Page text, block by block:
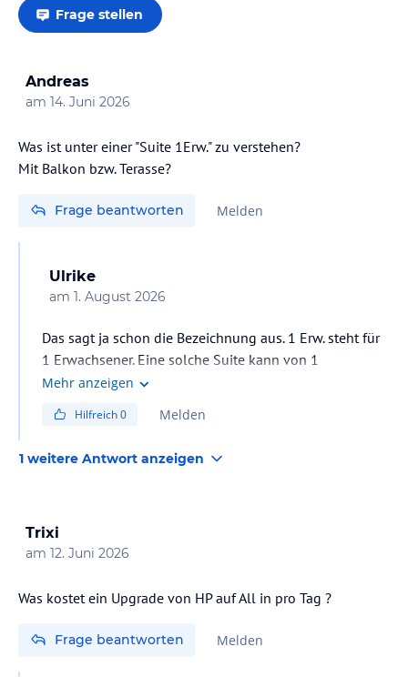
Frage stellen
Andreas
am 14. Juni 2026
Was ist unter einer "Suite 1Erw." zu verstehen?
Mit Balkon bzw. Terasse?
Frage beantworten Melden
Ulrike
am 1. August 2026
Das sagt ja schon die Bezeichnung aus. 1 Erw. steht für
1 Erwachsener. Eine solche Suite kann von 1
Erwachsenen quasi zur Alleinnutzung gebucht werden.
Angebotsdetails der Veranstalter hier bei Holidaycheck.
Mehr anzeigen
Hilfreich0 Melden
1 weitere Antwort anzeigen
Trixi
am 12. Juni 2026
Was kostet ein Upgrade von HP auf All in pro Tag ?
Frage beantworten Melden